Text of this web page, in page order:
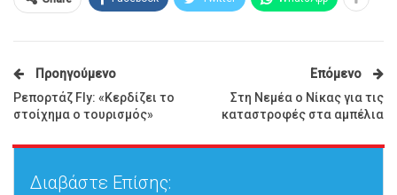
Προηγούμενο
Ρεπορτάζ Fly: «Κερδίζει το
στοίχημα ο τουρισμός»
Επόμενο
Στη Νεμέα ο Νίκας για τις
καταστροφές στα αμπέλια
Διαβάστε Επίσης: